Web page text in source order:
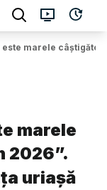
este marele
marele
2026”.
uriașă